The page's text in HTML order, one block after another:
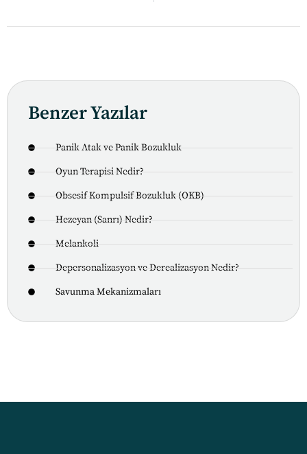
Benzer Yazılar
Panik Atak ve Panik Bozukluk
Oyun Terapisi Nedir?
Obsesif Kompulsif Bozukluk (OKB)
Hezeyan (Sanrı) Nedir?
Melankoli
Depersonalizasyon ve Derealizasyon Nedir?
Savunma Mekanizmaları